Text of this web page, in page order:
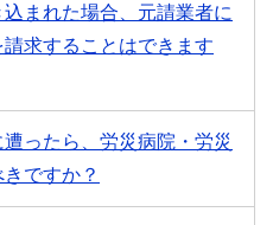
まれた場合、元請業者に
求することはできます
ったら、労災病院・労災
ですか？